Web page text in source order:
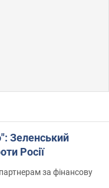
Зеленський
Росії
за фінансову